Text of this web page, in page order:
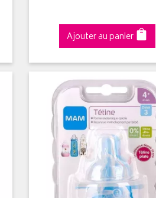
Ajouter au panier